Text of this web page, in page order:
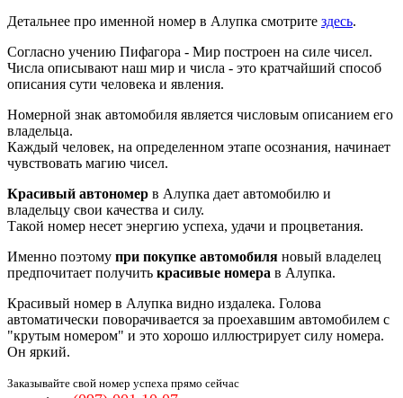
Детальнее про именной номер в Алупка смотрите здесь.
Согласно учению Пифагора - Мир построен на силе чисел.
Числа описывают наш мир и числа - это кратчайший способ
описания сути человека и явления.
Номерной знак автомобиля является числовым описанием его
владельца.
Каждый человек, на определенном этапе осознания, начинает
чувствовать магию чисел.
Красивый автономер в Алупка дает автомобилю и
владельцу свои качества и силу.
Такой номер несет энергию успеха, удачи и процветания.
Именно поэтому при покупке автомобиля новый владелец
предпочитает получить красивые номера в Алупка.
Красивый номер в Алупка видно издалека. Голова
автоматически поворачивается за проехавшим автомобилем с
"крутым номером" и это хорошо иллюстрирует силу номера.
Он яркий.
Заказывайте свой номер успеха прямо сейчас